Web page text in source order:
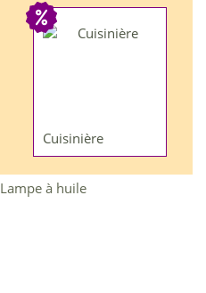
Cuisinière
Lampe à huile